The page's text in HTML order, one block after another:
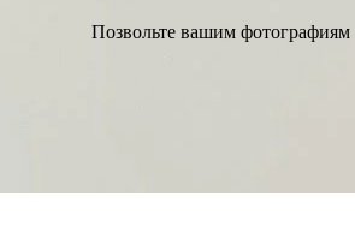
Позвольте вашим фотографиям